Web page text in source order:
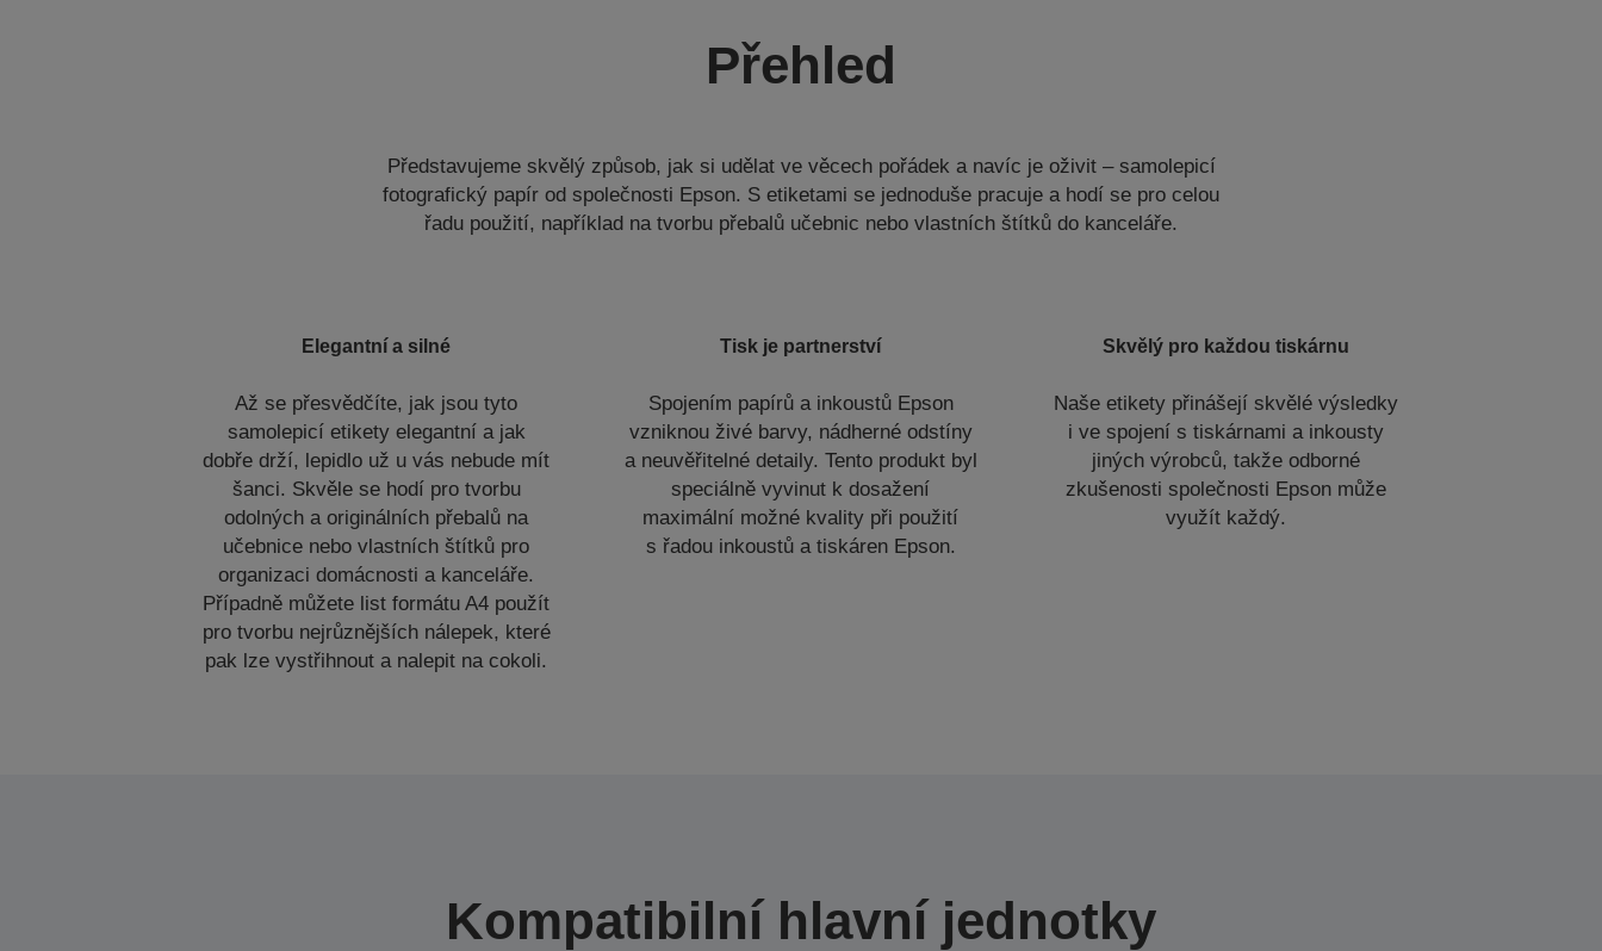
Přehled
Představujeme skvělý způsob, jak si udělat ve věcech pořádek a navíc je oživit – samolepicí
fotografický papír od společnosti Epson. S etiketami se jednoduše pracuje a hodí se pro celou
řadu použití, například na tvorbu přebalů učebnic nebo vlastních štítků do kanceláře.
Elegantní a silné
Až se přesvědčíte, jak jsou tyto
samolepicí etikety elegantní a jak
dobře drží, lepidlo už u vás nebude mít
šanci. Skvěle se hodí pro tvorbu
odolných a originálních přebalů na
učebnice nebo vlastních štítků pro
organizaci domácnosti a kanceláře.
Případně můžete list formátu A4 použít
pro tvorbu nejrůznějších nálepek, které
pak lze vystřihnout a nalepit na cokoli.
Tisk je partnerství
Spojením papírů a inkoustů Epson
vzniknou živé barvy, nádherné odstíny
a neuvěřitelné detaily. Tento produkt byl
speciálně vyvinut k dosažení
maximální možné kvality při použití
s řadou inkoustů a tiskáren Epson.
Skvělý pro každou tiskárnu
Naše etikety přinášejí skvělé výsledky
i ve spojení s tiskárnami a inkousty
jiných výrobců, takže odborné
zkušenosti společnosti Epson může
využít každý.
Kompatibilní hlavní jednotky